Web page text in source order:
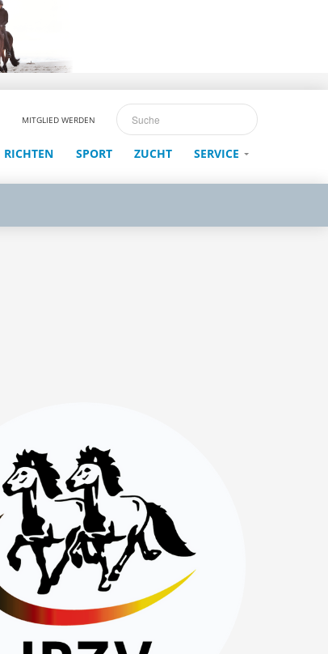
MITGLIED WERDEN
RICHTEN SPORT ZUCHT SERVICE